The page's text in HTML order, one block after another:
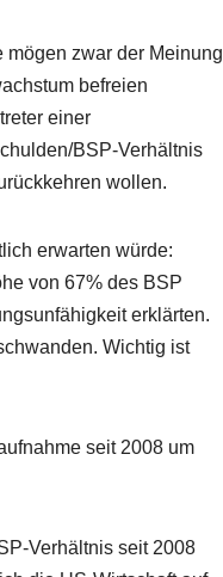
zwar der Meinung
befreien
einer
BSP-Verhältnis
wollen.
erwarten würde:
von 67% des BSP
erklärten.
Wichtig ist
seit 2008 um
Verhältnis seit 2008